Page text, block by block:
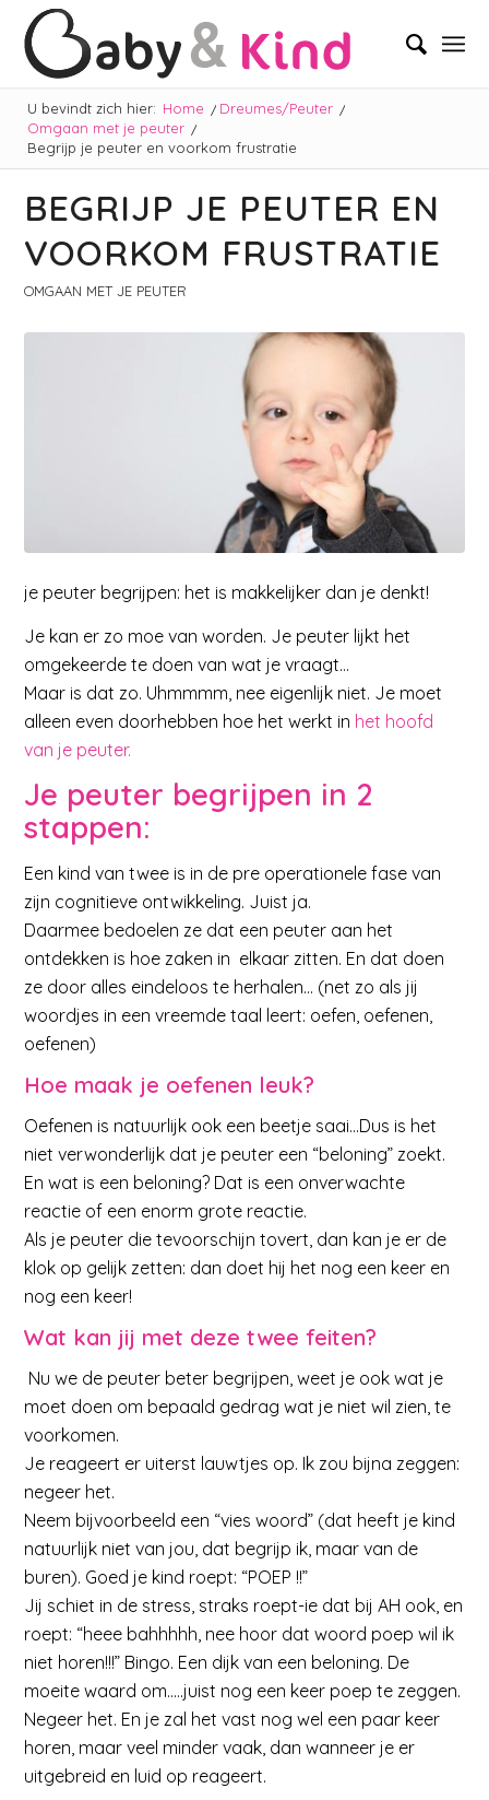
U bevindt zich hier: Home / Dreumes/Peuter /
Omgaan met je peuter /
Begrijp je peuter en voorkom frustratie
BEGRIJP JE PEUTER EN
VOORKOM FRUSTRATIE
OMGAAN MET JE PEUTER
je peuter begrijpen: het is makkelijker dan je denkt!
Je kan er zo moe van worden. Je peuter lijkt het
omgekeerde te doen van wat je vraagt…
Maar is dat zo. Uhmmmm, nee eigenlijk niet. Je moet
alleen even doorhebben hoe het werkt in het hoofd
van je peuter.
Je peuter begrijpen in 2
stappen:
Een kind van twee is in de pre operationele fase van
zijn cognitieve ontwikkeling. Juist ja.
Daarmee bedoelen ze dat een peuter aan het
ontdekken is hoe zaken in elkaar zitten. En dat doen
ze door alles eindeloos te herhalen… (net zo als jij
woordjes in een vreemde taal leert: oefen, oefenen,
oefenen)
Hoe maak je oefenen leuk?
Oefenen is natuurlijk ook een beetje saai…Dus is het
niet verwonderlijk dat je peuter een “beloning” zoekt.
En wat is een beloning? Dat is een onverwachte
reactie of een enorm grote reactie.
Als je peuter die tevoorschijn tovert, dan kan je er de
klok op gelijk zetten: dan doet hij het nog een keer en
nog een keer!
Wat kan jij met deze twee feiten?
Nu we de peuter beter begrijpen, weet je ook wat je
moet doen om bepaald gedrag wat je niet wil zien, te
voorkomen.
Je reageert er uiterst lauwtjes op. Ik zou bijna zeggen:
negeer het.
Neem bijvoorbeeld een “vies woord” (dat heeft je kind
natuurlijk niet van jou, dat begrijp ik, maar van de
buren). Goed je kind roept: “POEP !!”
Jij schiet in de stress, straks roept-ie dat bij AH ook, en
roept: “heee bahhhhh, nee hoor dat woord poep wil ik
niet horen!!!” Bingo. Een dijk van een beloning. De
moeite waard om…..juist nog een keer poep te zeggen.
Negeer het. En je zal het vast nog wel een paar keer
horen, maar veel minder vaak, dan wanneer je er
uitgebreid en luid op reageert.